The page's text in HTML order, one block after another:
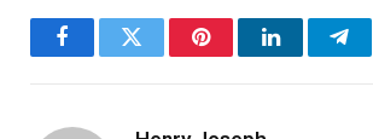
FacebookTwitter PinterestLinkedIn